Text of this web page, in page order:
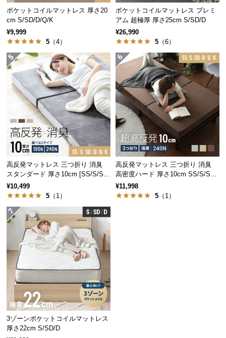
に
つ
い
て
開
設
置
ー
ビ
ス
に
つ
て
搬
経
路
に
つ
い
て
返
品・
こだわりの8層構造
8層もの内部構造が高いクッション性や耐久性を生み
出し、しっかりと体圧を分散します。
身体を支える高密度ウレタン
密度の高い2㎝のウレタンが底付き感を無くし、ふっ
くらとしたクッション性を生み出します。
ポケットコイルマットレス 厚さ20
cm S/SD/D/Q/K
¥9,999
5 （4）
ポケットコイルマットレス プレミ
アム 超極厚 厚さ25cm S/SD/D
¥26,990
5 （6）
高反発マットレス 三つ折り 消臭
スタンダード 厚さ10cm [SS/S/SD/
D/Q/K]
¥10,499
5 （1）
高反発マットレス 三つ折り 消臭
高密度ハード 厚さ10cm SS/S/SD/
D/Q/K
¥11,998
5 （1）
3ゾーンポケットコイルマットレス
厚さ22cm S/SD/D